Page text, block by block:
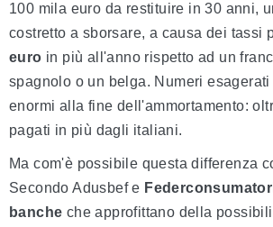
100 mila euro da restituire in 30 anni,
costretto a sborsare, a causa dei tassi
euro in più all'anno rispetto ad un
spagnolo o un belga. Numeri
enormi alla fine dell'ammortamento:
pagati in più dagli italiani.
Ma com'è possibile questa differenza
Secondo Adusbef e
banche che approfittano della